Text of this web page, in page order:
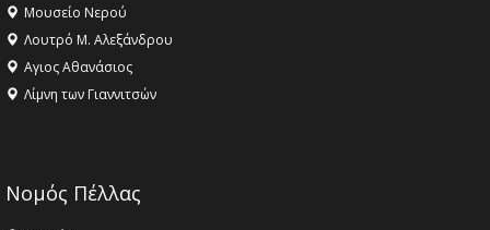
Μουσείο Νερού
Λουτρό Μ. Αλεξάνδρου
Αγιος Αθανάσιος
Λίμνη των Γιαννιτσών
Νομός Πέλλας